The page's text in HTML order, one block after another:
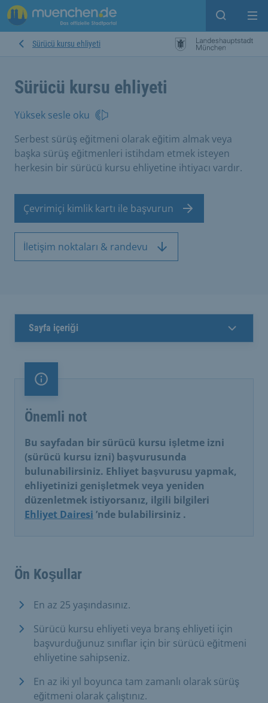
Open
Sürücü kursu ehliyeti
Sürücü kursu ehliyeti
Yüksek sesle oku
Serbest sürüş eğitmeni olarak eğitim almak veya
başka sürüş eğitmenleri istihdam etmek isteyen
herkesin bir sürücü kursu ehliyetine ihtiyacı vardır.
Çevrimiçi kimlik kartı ile başvurun
İletişim noktaları & randevu
Sayfa içeriği
Önemli not
Önemli not
Bu sayfadan bir sürücü kursu işletme izni
(sürücü kursu izni) başvurusunda
bulunabilirsiniz. Ehliyet başvurusu yapmak,
ehliyetinizi genişletmek veya yeniden
düzenletmek istiyorsanız, ilgili bilgileri
Ehliyet Dairesi ’nde bulabilirsiniz .
Ön Koşullar
En az 25 yaşındasınız.
Sürücü kursu ehliyeti veya branş ehliyeti için
başvurduğunuz sınıflar için bir sürücü eğitmeni
ehliyetine sahipseniz.
En az iki yıl boyunca tam zamanlı olarak sürüş
eğitmeni olarak çalıştınız.